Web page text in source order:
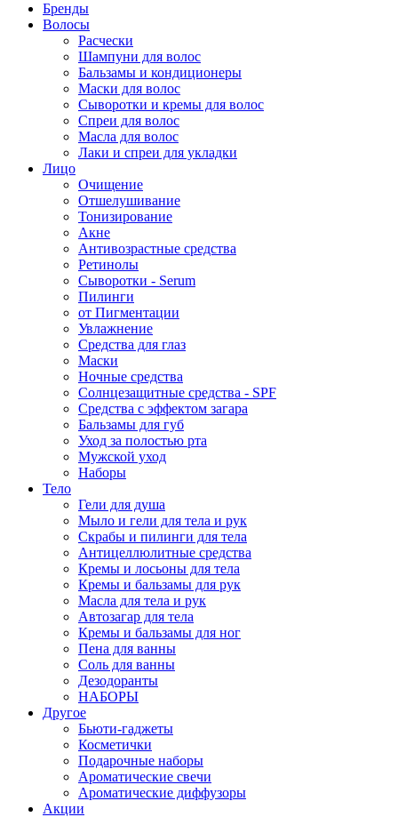
Бренды
Волосы
Расчески
Шампуни для волос
Бальзамы и кондиционеры
Маски для волос
Сыворотки и кремы для волос
Спреи для волос
Масла для волос
Лаки и спреи для укладки
Лицо
Очищение
Отшелушивание
Тонизирование
Акне
Антивозрастные средства
Ретинолы
Сыворотки - Serum
Пилинги
от Пигментации
Увлажнение
Средства для глаз
Маски
Ночные средства
Солнцезащитные средства - SPF
Средства c эффектом загара
Бальзамы для губ
Уход за полостью рта
Мужской уход
Наборы
Тело
Гели для душа
Мыло и гели для тела и рук
Скрабы и пилинги для тела
Антицеллюлитные средства
Кремы и лосьоны для тела
Кремы и бальзамы для рук
Масла для тела и рук
Автозагар для тела
Кремы и бальзамы для ног
Пена для ванны
Соль для ванны
Дезодоранты
НАБОРЫ
Другое
Бьюти-гаджеты
Косметички
Подарочные наборы
Ароматические свечи
Ароматические диффузоры
Акции